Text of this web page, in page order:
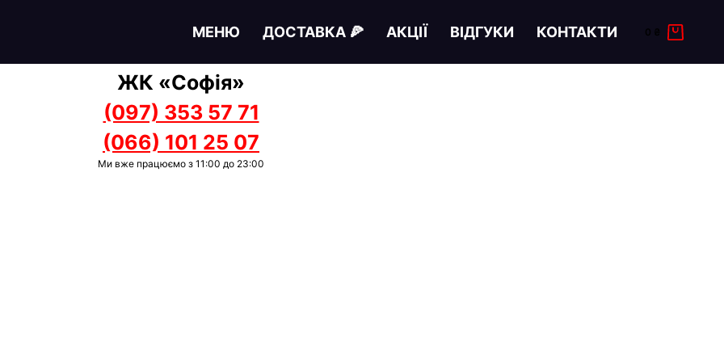
МЕНЮ ДОСТАВКА 🍕 АКЦІЇ ВІДГУКИ КОНТАКТИ 0 ₴
ЖК «Софія»
(097) 353 57 71
(066) 101 25 07
Ми вже працюємо з 11:00 до 23:00